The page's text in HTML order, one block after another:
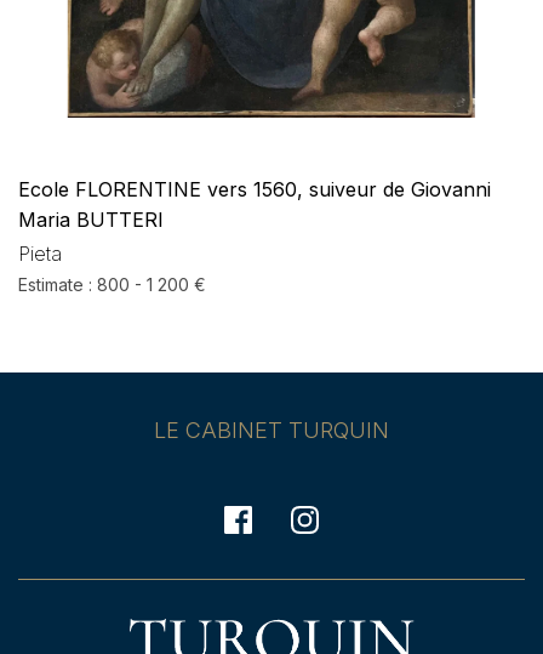
Ecole FLORENTINE vers 1560, suiveur de Giovanni
Maria BUTTERI
Pieta
Estimate : 800 - 1 200 €
LE CABINET TURQUIN